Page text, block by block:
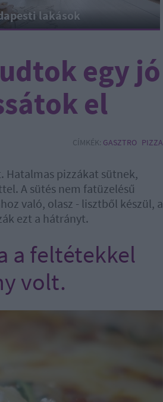
lakások
egy jó
el
CÍMKÉK: GASZTRO PIZZA
Hatalmas pizzákat sütnek,
A sütés nem fatüzelésű
való, olasz - lisztből készül, a
ezt a hátrányt.
a feltétekkel
volt.